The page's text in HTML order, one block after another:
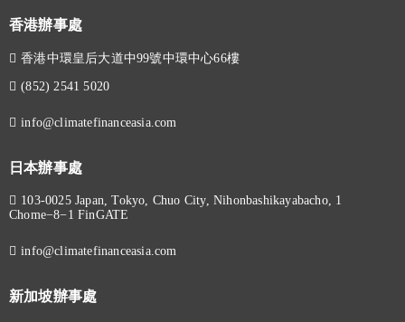
香港辦事處
香港中環皇后大道中99號中環中心66樓
(852) 2541 5020
info@climatefinanceasia.com
日本辦事處
103-0025 Japan, Tokyo, Chuo City, Nihonbashikayabacho, 1
Chome−8−1 FinGATE
info@climatefinanceasia.com
新加坡辦事處